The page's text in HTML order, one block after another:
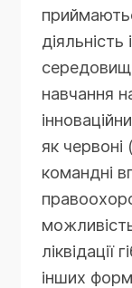
навчання
як
командні
ліквідації
інших